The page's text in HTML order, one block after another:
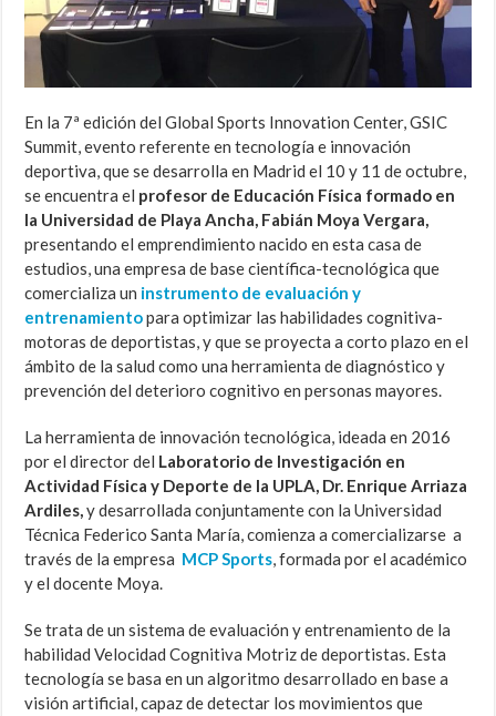
En la 7ª edición del Global Sports Innovation Center, GSIC
Summit, evento referente en tecnología e innovación
deportiva, que se desarrolla en Madrid el 10 y 11 de octubre,
se encuentra el profesor de Educación Física formado en
la Universidad de Playa Ancha, Fabián Moya Vergara,
presentando el emprendimiento nacido en esta casa de
estudios, una empresa de base científica-tecnológica que
comercializa un instrumento de evaluación y
entrenamientopara optimizar las habilidades cognitiva-
motoras de deportistas, y que se proyecta a corto plazo en el
ámbito de la salud como una herramienta de diagnóstico y
prevención del deterioro cognitivo en personas mayores.
La herramienta de innovación tecnológica, ideada en 2016
por el director del Laboratorio de Investigación en
Actividad Física y Deporte de la UPLA, Dr. Enrique Arriaza
Ardiles,y desarrollada conjuntamente con la Universidad
Técnica Federico Santa María, comienza a comercializarse a
través de la empresa MCP Sports, formada por el académico
y el docente Moya.
Se trata de un sistema de evaluación y entrenamiento de la
habilidad Velocidad Cognitiva Motriz de deportistas. Esta
tecnología se basa en un algoritmo desarrollado en base a
visión artificial, capaz de detectar los movimientos que